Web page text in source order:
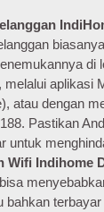
di
melalui aplikasi
atau dengan
Pastikan
untuk
Wifi Indihome
bahkan